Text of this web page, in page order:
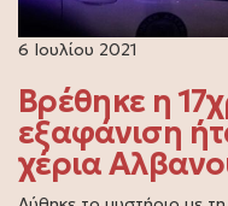
6 Ιουλίου 2021
Βρέθηκε η
εξαφάνιση
χέρια